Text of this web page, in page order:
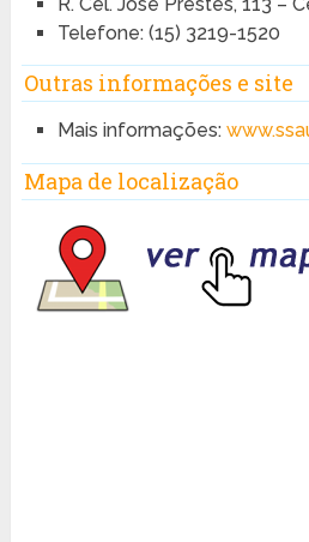
Telefone: (15) 3219-1520
Outras informações e site
Mais informações:
Mapa de localização